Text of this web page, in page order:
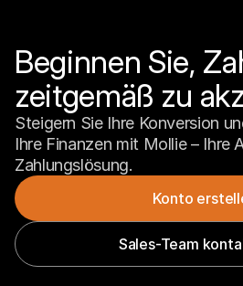
Beginnen Sie,
zeitgemäß zu
Steigern Sie Ihre Konversion
Ihre Finanzen mit Mollie – Ihre
Zahlungslösung.
Konto
Sales-Team